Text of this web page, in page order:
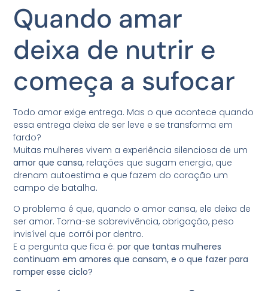
Quando amar
deixa de nutrir e
começa a sufocar
Todo amor exige entrega. Mas o que acontece quando
essa entrega deixa de ser leve e se transforma em
fardo?
Muitas mulheres vivem a experiência silenciosa de um
amor que cansa, relações que sugam energia, que
drenam autoestima e que fazem do coração um
campo de batalha.
O problema é que, quando o amor cansa, ele deixa de
ser amor. Torna-se sobrevivência, obrigação, peso
invisível que corrói por dentro.
E a pergunta que fica é:por que tantas mulheres
continuam em amores que cansam, e o que fazer para
romper esse ciclo?